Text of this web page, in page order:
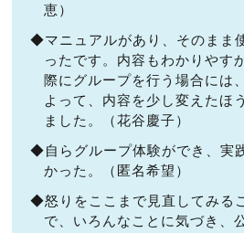
恵）
◆マニュアルがあり、そのまま
ったです。内容もわかりやす
際にグループを行う場合には
よって、内容を少し変えたほ
ました。（花谷慶子）
◆自らグループ体験ができ、実
かった。（匿名希望）
◆怒りをここまで見直してみる
で、いろんなことに気づき、